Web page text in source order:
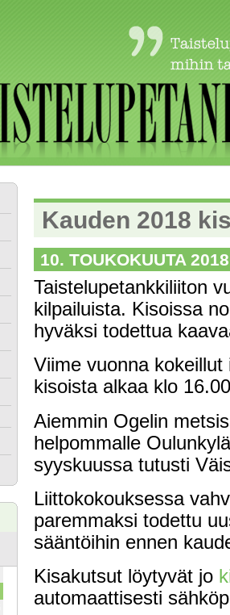
Kauden 2018
10. TOUKOKUUTA 2018
Taistelupetankkiliiton
kilpailuista. Kisoissa
hyväksi todettua
Viime vuonna
kisoista alkaa klo
Aiemmin Ogelin
helpommalle
syyskuussa tutusti
Liittokokouksessa
paremmaksi todettu
sääntöihin ennen
Kisakutsut löytyvät jo
automaattisesti